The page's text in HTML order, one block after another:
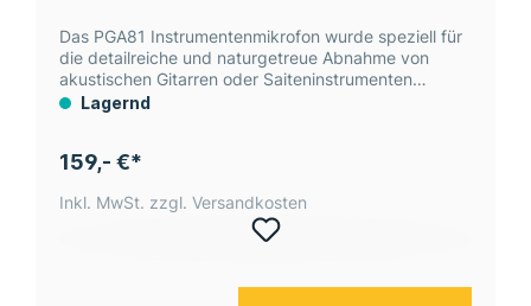
Das PGA81 Instrumentenmikrofon wurde speziell für
die detailreiche und naturgetreue Abnahme von
akustischen Gitarren oder Saiteninstrumenten
entwickelt.
Lagernd
159,- €*
Inkl. MwSt. zzgl. Versandkosten